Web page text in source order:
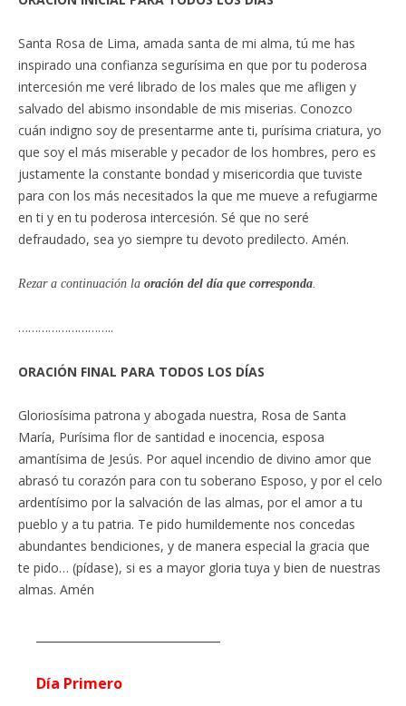
Santa Rosa de Lima, amada santa de mi alma, tú me has
inspirado una confianza segurísima en que por tu poderosa
intercesión me veré librado de los males que me afligen y
salvado del abismo insondable de mis miserias. Conozco
cuán indigno soy de presentarme ante ti, purísima criatura, yo
que soy el más miserable y pecador de los hombres, pero es
justamente la constante bondad y misericordia que tuviste
para con los más necesitados la que me mueve a refugiarme
en ti y en tu poderosa intercesión. Sé que no seré
defraudado, sea yo siempre tu devoto predilecto. Amén.
Rezar a continuación la oración del día que corresponda.
………………………..
ORACIÓN FINAL PARA TODOS LOS DÍAS
Gloriosísima patrona y abogada nuestra, Rosa de Santa
María, Purísima flor de santidad e inocencia, esposa
amantísima de Jesús. Por aquel incendio de divino amor que
abrasó tu corazón para con tu soberano Esposo, y por el celo
ardentísimo por la salvación de las almas, por el amor a tu
pueblo y a tu patria. Te pido humildemente nos concedas
abundantes bendiciones, y de manera especial la gracia que
te pido… (pídase), si es a mayor gloria tuya y bien de nuestras
almas. Amén
Día Primero